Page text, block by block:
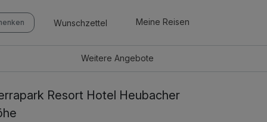
Wunschzettel Meine Reisen
WeitereAngebote
Resort Hotel Heubacher